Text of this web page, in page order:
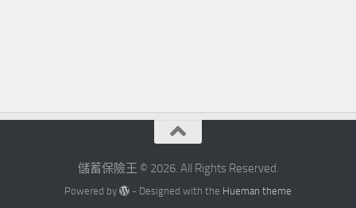
儲蓄保險王 © 2026. All Rights Reserved.
Powered by - Designed with the Hueman theme